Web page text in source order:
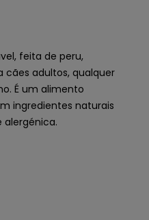
feita de peru,
adultos, qualquer
É um alimento
ingredientes naturais
alergénica.